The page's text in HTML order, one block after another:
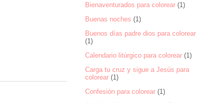
Bienaventurados para colorear (1)
Buenas noches (1)
Buenos días padre dios para colorear
(1)
Calendario litúrgico para colorear (1)
Carga tu cruz y sigue a Jesús para
colorear (1)
Confesión para colorear (1)